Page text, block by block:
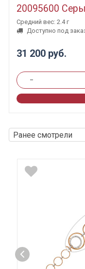
20095600
Средний вес: 2.4 г
Доступно под
31 200 руб.
-
Ранее смотрели